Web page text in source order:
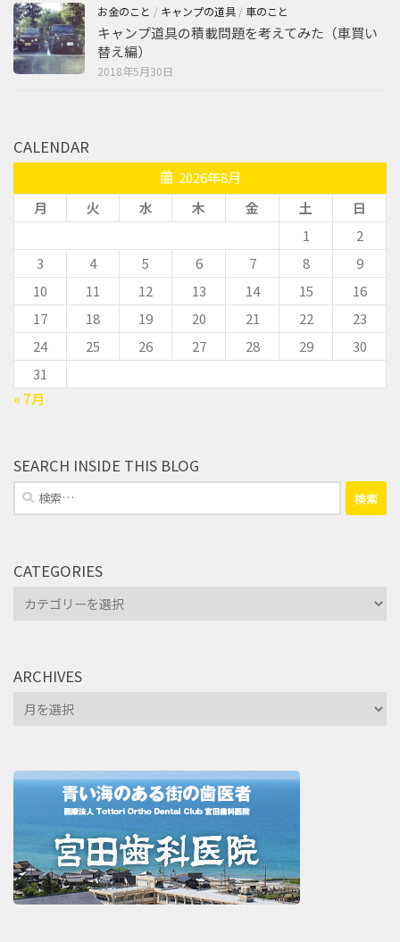
お金のこと / キャンプの道具 / 車のこと
キャンプ道具の積載問題を考えてみた（車買い
替え編）
2018年5月30日
CALENDAR
2026年8月
月
火 水 木 金 土
日
1
2
3
4 5 6 7 8
9
10
11 12 13 14 15
16
17
18 19 20 21 22
23
24
25 26 27 28 29
30
31
« 7月
SEARCH INSIDE THIS BLOG
検
索:
CATEGORIES
Categories
ARCHIVES
Archives